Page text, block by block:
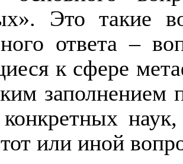
Это такие
ответа –
к сфере
заполнением
или иной